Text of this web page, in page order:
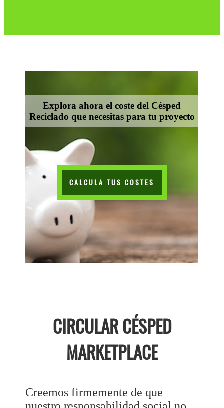
Explora ahora el coste del Césped
Reciclado que necesitas para tu proyecto
CALCULA TUS COSTES
CIRCULAR CÉSPED
MARKETPLACE
Creemos firmemente de que